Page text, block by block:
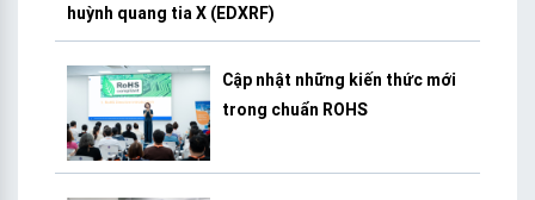
huỳnh quang tia X (EDXRF)
Cập nhật những kiến thức mới
trong chuẩn ROHS